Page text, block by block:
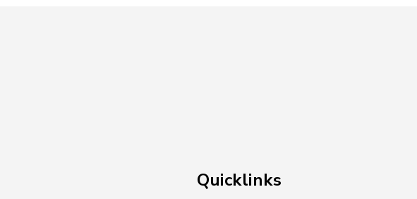
Quicklinks